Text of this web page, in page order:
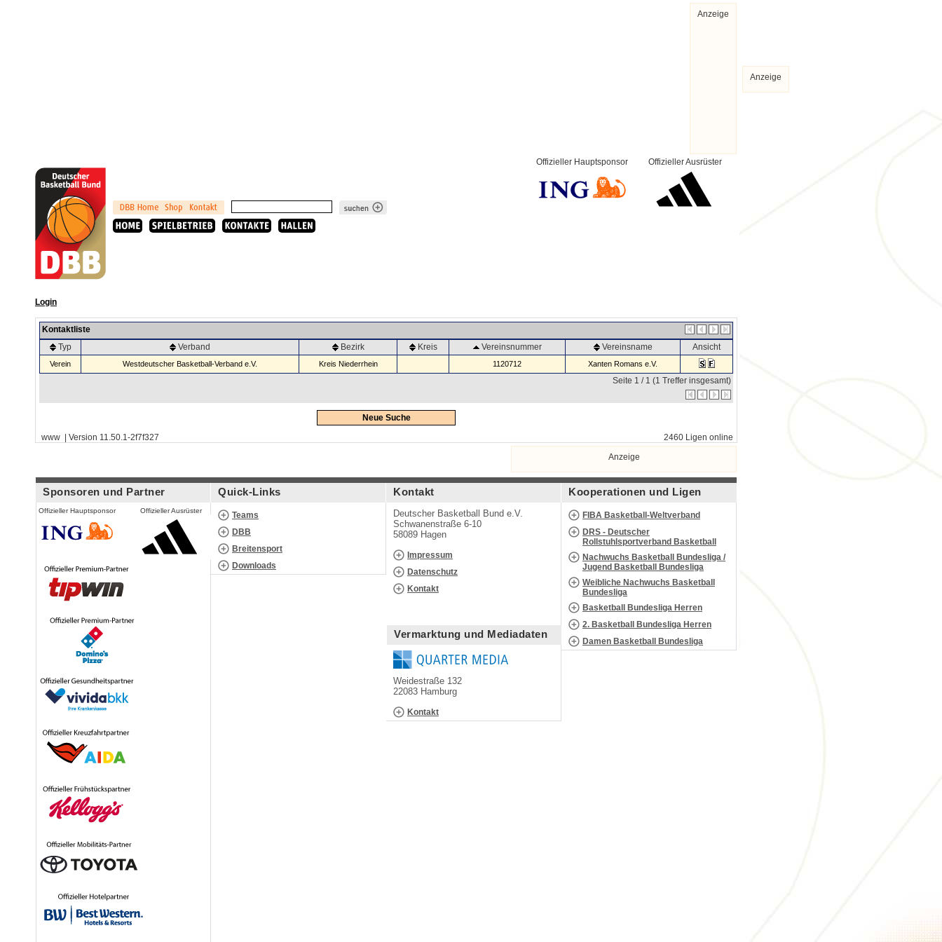
Anzeige
Offizieller Ausrüster
Offizieller Hauptsponsor
Login
Kontaktliste
Typ
Verband Bezirk Kreis Vereinsnummer Vereinsname Ansicht
Verein Westdeutscher Basketball-Verband e.V. Kreis Niederrhein 1120712 Xanten Romans e.V.
Seite 1 / 1 (1 Treffer insgesamt)
Neue Suche
www | Version 11.50.1-2f7f327
2460 Ligen online
Anzeige
Sponsoren und Partner
Offizieller Hauptsponsor Offizieller Ausrüster
Quick-Links
Teams
DBB
Breitensport
Downloads
Kontakt
Deutscher Basketball Bund e.V.
Schwanenstraße 6-10
58089 Hagen
Impressum
Datenschutz
Kontakt
Vermarktung und Mediadaten
Weidestraße 132
22083 Hamburg
Kontakt
Kooperationen und Ligen
FIBA Basketball-Weltverband
DRS - Deutscher
Rollstuhlsportverband Basketball
Nachwuchs Basketball Bundesliga /
Jugend Basketball Bundesliga
Weibliche Nachwuchs Basketball
Bundesliga
Basketball Bundesliga Herren
2. Basketball Bundesliga Herren
Damen Basketball Bundesliga
Anzeige